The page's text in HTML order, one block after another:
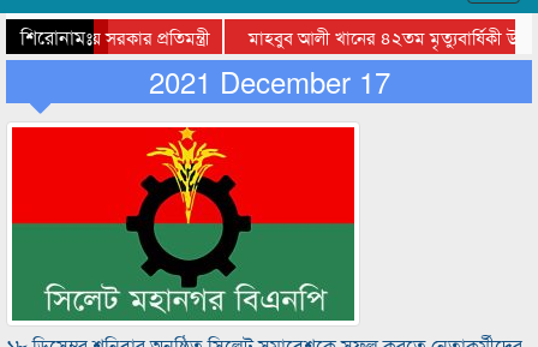
শিরোনামঃ-
স্থানীয় সরকার প্রতিমন্ত্রী
মাহবুব আলী খানের ৪২তম মৃত্যুবার্ষিকী
বৃহত্তর মদিনা মার্কেট ব্যবসায়ী সমিতির উদ্যোগে
2021 December 17